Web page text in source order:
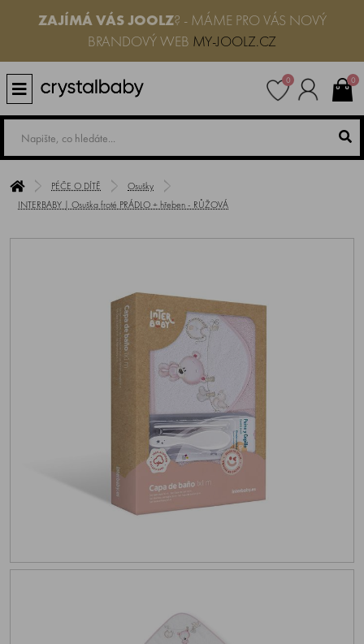
ZAJÍMÁ VÁS JOOLZ? - MÁME PRO VÁS NOVÝ
BRANDOVÝ WEB MY-JOOLZ.CZ
0 0
PÉČE O DÍTĚ
Osušky
INTERBABY | Osuška froté PRÁDLO + hřeben - RŮŽOVÁ